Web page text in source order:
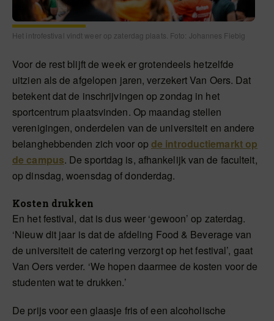
Het introfestival vindt weer op zaterdag plaats. Foto: Johannes Fiebig
Voor de rest blijft de week er grotendeels hetzelfde
uitzien als de afgelopen jaren, verzekert Van Oers. Dat
betekent dat de inschrijvingen op zondag in het
sportcentrum plaatsvinden. Op maandag stellen
verenigingen, onderdelen van de universiteit en andere
belanghebbenden zich voor opde introductiemarkt op
de campus. De sportdag is, afhankelijk van de faculteit,
op dinsdag, woensdag of donderdag.
Kosten drukken
En het festival, dat is dus weer ‘gewoon’ op zaterdag.
‘Nieuw dit jaar is dat de afdeling Food & Beverage van
de universiteit de catering verzorgt op het festival’, gaat
Van Oers verder. ‘We hopen daarmee de kosten voor de
studenten wat te drukken.’
De prijs voor een glaasje fris of een alcoholische